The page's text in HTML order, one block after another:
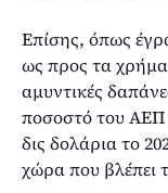
Επίσης, όπως
ως προς τα
αμυντικές
ποσοστό του ΑΕΠ
δις δολάρια το
χώρα που βλέπει